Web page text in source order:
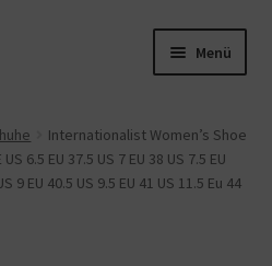
Menü
Internationalist Women’s Shoe
6.5 EU 37.5 US 7 EU 38 US 7.5 EU
9 EU 40.5 US 9.5 EU 41 US 11.5 Eu 44